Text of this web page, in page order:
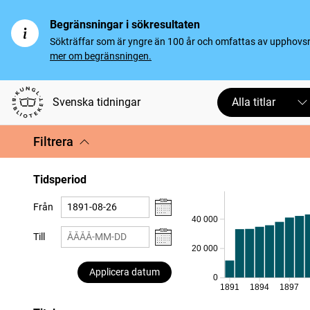
Begränsningar i sökresultaten
Sökträffar som är yngre än 100 år och omfattas av
mer om begränsningen.
Svenska tidningar Alla titlar
Filtrera
Tidsperiod
Från
Till
Applicera datum
0
20 000
40 000
1891 1894 1897